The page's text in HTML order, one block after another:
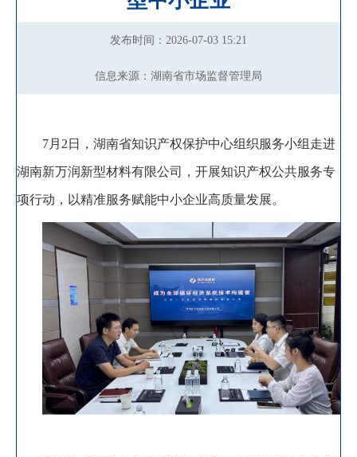
发布时间：2026-07-03 15:21
信息来源：湖南省市场监督管理局
7月2日 ， 湖南省知识产权保护中心组织服务小组走进
湖南新万润新型材料有限公司，开展知识产权公共服务专
项行动 ， 以精准服务赋能中小企业高质量发展。